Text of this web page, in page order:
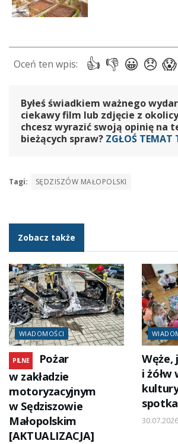
Byłeś świadkiem ważnego
ciekawy film lub zdjęcie z
chcesz wyrazić swoją opinię na
bieżących spraw? ZGŁOŚ TEMAT
Tagi: SĘDZISZÓW MAŁOPOLSKI
Zobacz także
WIADOMOŚCI
PILNE
Pożar
w zakładzie
motoryzacyjnym
w Sędziszowie
Małopolskim
[AKTUALIZACJA]
Węże,
i żółw
30.07.2026